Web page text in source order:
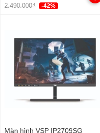
2.490.000₫ -42%
Màn hình VSP IP2709SG